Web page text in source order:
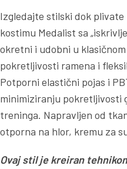
Izgledajte stilski dok
kostimu Medalist sa
okretni i udobni u
pokretljivosti ramena i
Potporni elastični pojas i
minimiziranju pokretljivosti
treninga. Napravljen od
otporna na hlor, kremu za
Ovaj stil je kreiran